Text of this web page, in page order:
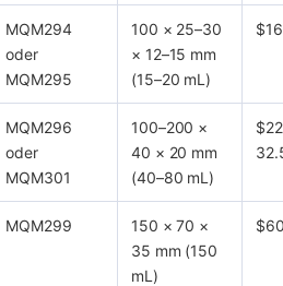
MQM294
oder
MQM295
100 × 25–30
× 12–15 mm
(15–20 mL)
MQM296
oder
MQM301
100–200 ×
40 × 20 mm
(40–80 mL)
MQM299
150 × 70 ×
35 mm (150
mL)